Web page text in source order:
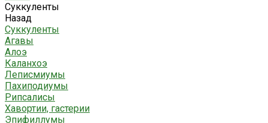
Суккуленты
Назад
Суккуленты
Агавы
Алоэ
Каланхоэ
Леписмиумы
Пахиподиумы
Рипсалисы
Хавортии, гастерии
Эпифиллумы